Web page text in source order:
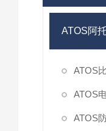
ATOS阿
ATOS
ATOS
ATOS